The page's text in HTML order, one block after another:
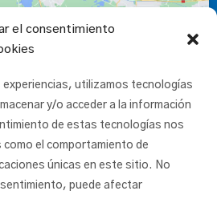
el consentimiento
experiencias, utilizamos tecnologías
y/o acceder a la información
de estas tecnologías nos
el comportamiento de
únicas en este sitio. No
puede afectar